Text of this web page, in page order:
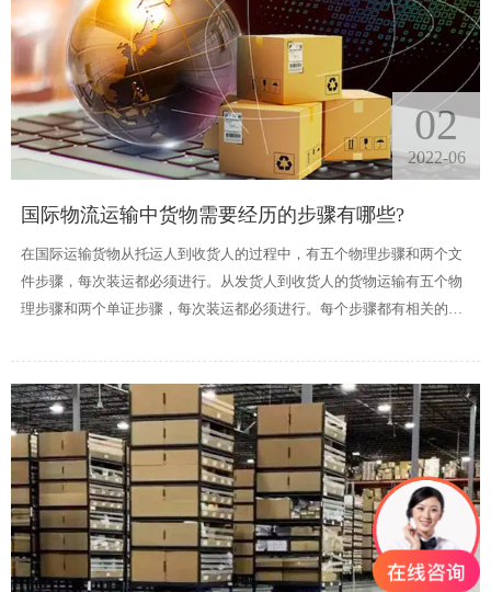
02
2022-06
国际物流运输中货物需要经历的步骤有哪些?
在国际运输货物从托运人到收货人的过程中，有五个物理步骤和两个文
件步骤，每次装运都必须进行。从发货人到收货人的货物运输有五个物
理步骤和两个单证步骤，每次装运都必须进行。每个步骤都有相关的成
02
2022-06